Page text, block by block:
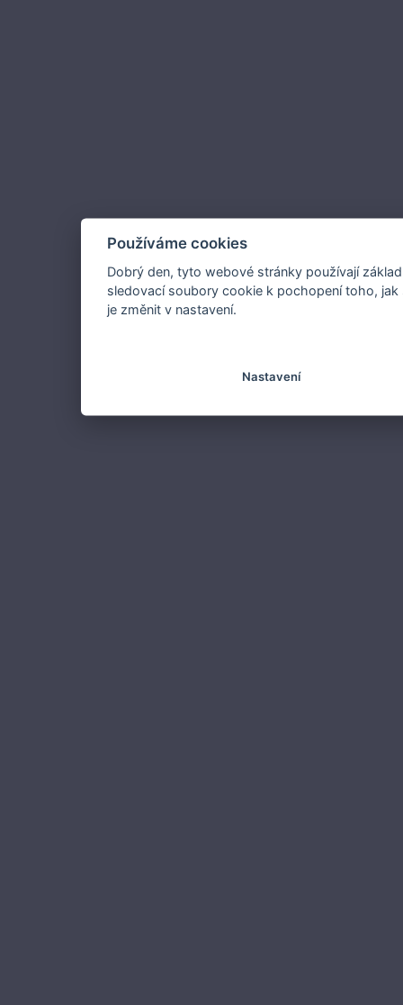
Používáme cookies
Dobrý den, tyto webové stránky používají
sledovací soubory cookie k pochopení toho,
je změnit v nastavení.
Nastavení